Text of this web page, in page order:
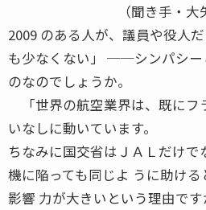
（聞き手・大矢昌
2009 のある人が、議員や役人
も少なくない」 ──シンパシー
のなのでしょうか。
「世界の航空業界は、既にフ
いなしに動いています。
ちなみに国交省はＪＡＬだけで
機に陥っても同じよ うに助ける
影響 力が大きいという理由で